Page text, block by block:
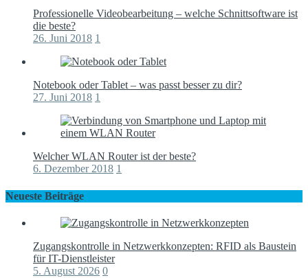
Professionelle Videobearbeitung – welche Schnittsoftware ist
die beste?
26. Juni 2018 1
Notebook oder Tablet – was passt besser zu dir?
27. Juni 2018 1
Welcher WLAN Router ist der beste?
6. Dezember 2018 1
Neueste Beiträge
Zugangskontrolle in Netzwerkkonzepten: RFID als Baustein
für IT-Dienstleister
5. August 2026 0